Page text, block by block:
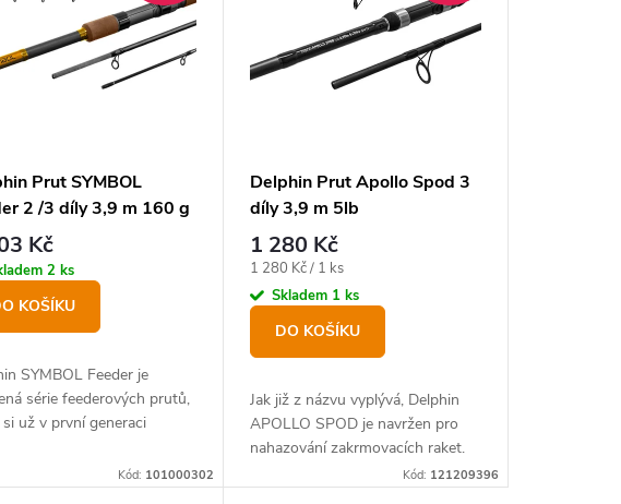
Prut SYMBOL
2 /3 díly 3,9 m 160 g
Kč
2 ks
KOŠÍKU
SYMBOL Feeder je
série feederových prutů,
si už v první generaci
a neúnavnýchKód: 101000302
Delphin Prut Apollo Spod 3
díly 3,9 m 5lb
1 280 Kč
Měrná
cena:
1 280 Kč / 1 ks
Skladem 1 ks
DO KOŠÍKU
Jak již z názvu vyplývá, Delphin
APOLLO SPOD je navržen pro
nahazování zakrmovacích raket.
Kód: 121209396